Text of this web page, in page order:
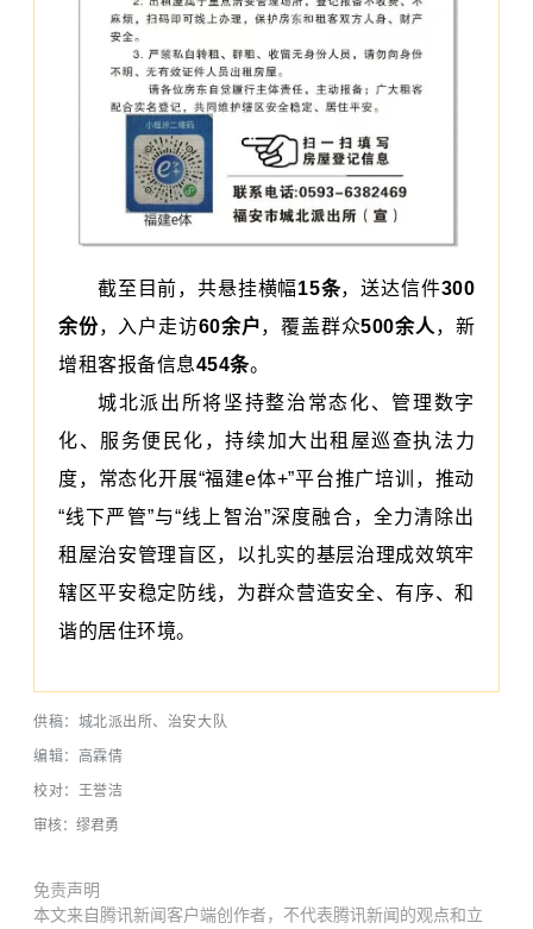
截至目前，共悬挂横幅15条，送达信件300
余份，入户走访60余户，覆盖群众500余人 ，新
增租客报备信息454条。
城北派出所将坚持整治常态化、管理数字
化、服务便民化，持续加大出租屋巡查执法力
度，常态化开展“福建e体+”平台推广培训，推动
“线下严管”与“线上智治”深度融合，全力清除出
租屋治安管理盲区，以扎实的基层治理成效筑牢
辖区平安稳定防线，为群众营造安全、有序、和
谐的居住环境。
供稿：城北派出所、治安大队
编辑：高霖倩
校对：王誉洁
审核：缪君勇
免责声明
本文来自腾讯新闻客户端创作者，不代表腾讯新闻的观点和立